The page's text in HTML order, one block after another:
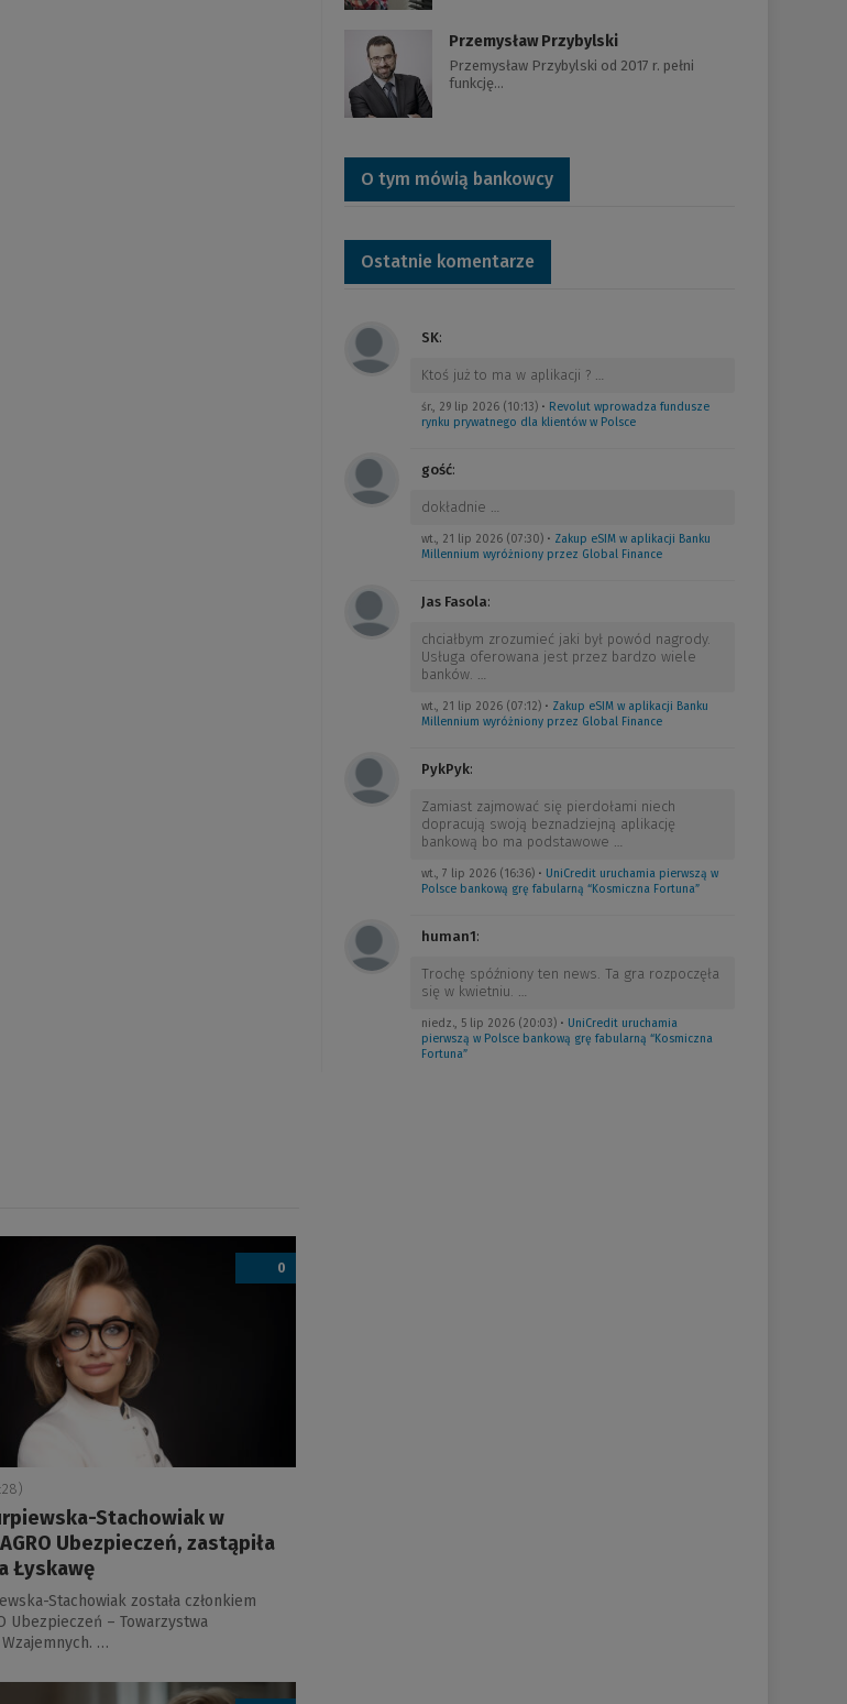
0
Stachowiak w
Ubezpieczeń, zastąpiła
Łyskawę
Stachowiak została członkiem
Ubezpieczeń – Towarzystwa
…
Przemysław Przybylski
Przemysław Przybylski od 2017 r. pełni
funkcję…
O tym mówią bankowcy
Ostatnie komentarze
SK:
Ktoś już to ma w aplikacji ? …
śr., 29 lip 2026 (10:13)• Revolut wprowadza fundusze
rynku prywatnego dla klientów w Polsce
gość:
dokładnie …
wt., 21 lip 2026 (07:30)• Zakup eSIM w aplikacji Banku
Millennium wyróżniony przez Global Finance
Jas Fasola:
chciałbym zrozumieć jaki był powód nagrody.
Usługa oferowana jest przez bardzo wiele
banków. …
wt., 21 lip 2026 (07:12)• Zakup eSIM w aplikacji Banku
Millennium wyróżniony przez Global Finance
PykPyk:
Zamiast zajmować się pierdołami niech
dopracują swoją beznadziejną aplikację
bankową bo ma podstawowe …
wt., 7 lip 2026 (16:36)• UniCredit uruchamia pierwszą w
Polsce bankową grę fabularną “Kosmiczna Fortuna”
human1:
Trochę spóźniony ten news. Ta gra rozpoczęła
się w kwietniu. …
niedz., 5 lip 2026 (20:03)• UniCredit uruchamia
pierwszą w Polsce bankową grę fabularną “Kosmiczna
Fortuna”